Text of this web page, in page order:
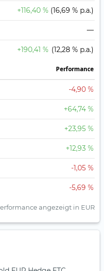
+116,40 % (16,69 % p.a.)
—
+190,41 % (12,28 % p.a.)
Perfor­mance
-4,90 %
+64,74 %
+23,95 %
+12,93 %
-1,05 %
-5,69 %
angezeigt in EUR